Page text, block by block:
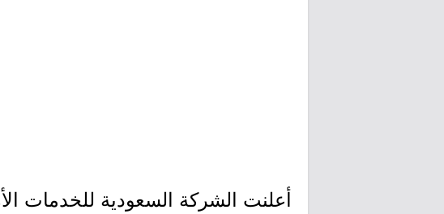
أعلنت الشركة السعودية للخدمات